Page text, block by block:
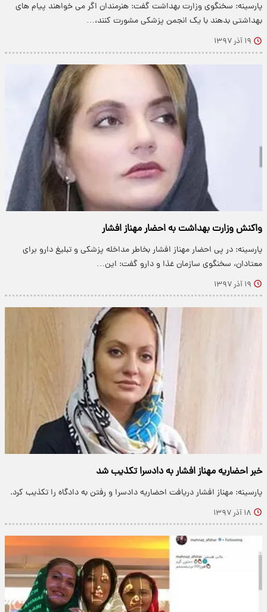
پارسینه: سخنگوی وزارت بهداشت گفت: هنرمندان اگر می خواهند پیام های
بهداشتی بدهند با یک انجمن پزشکی مشورت کنند،…
۱۹ آذر ۱۳۹۷
واکنش وزارت بهداشت به احضار مهناز افشار
پارسینه: در پی احضار مهناز افشار بخاطر مداخله پزشکی و تبلیغ دارو برای
معتادان، سخنگوی سازمان غذا و دارو گفت: این…
۱۹ آذر ۱۳۹۷
خبر احضاریه مهناز افشار به دادسرا تکذیب شد
پارسینه: مهناز افشار دریافت احضاریه دادسرا و رفتن به دادگاه را تکذیب کرد.
۱۸ آذر ۱۳۹۷